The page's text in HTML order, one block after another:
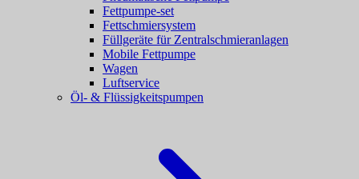
Fettpumpe-set
Fettschmiersystem
Füllgeräte für Zentralschmieranlagen
Mobile Fettpumpe
Wagen
Luftservice
Öl- & Flüssigkeitspumpen